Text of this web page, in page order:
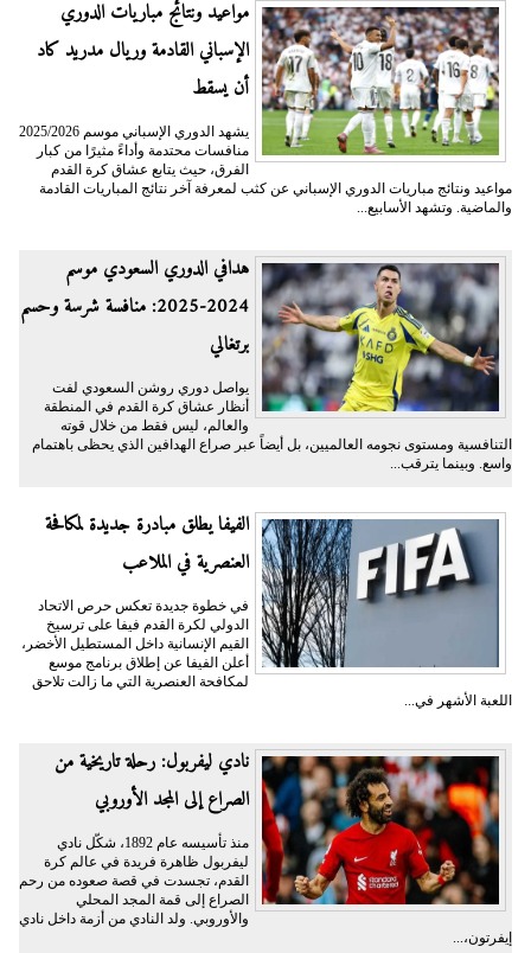
مواعيد ونتائج مباريات الدوري
الإسباني القادمة وريال مدريد كاد
أن يسقط
يشهد الدوري الإسباني موسم 2025/2026
منافسات محتدمة وأداءً مثيرًا من كبار
الفرق، حيث يتابع عشاق كرة القدم
مواعيد ونتائج مباريات الدوري الإسباني عن كثب لمعرفة آخر نتائج المباريات القادمة
والماضية. وتشهد الأسابيع...
هدافي الدوري السعودي موسم
2024-2025: منافسة شرسة وحسم
برتغالي
يواصل دوري روشن السعودي لفت
أنظار عشاق كرة القدم في المنطقة
والعالم، ليس فقط من خلال قوته
التنافسية ومستوى نجومه العالميين، بل أيضاً عبر صراع الهدافين الذي يحظى باهتمام
واسع. وبينما يترقب...
الفيفا يطلق مبادرة جديدة لمكافحة
العنصرية في الملاعب
في خطوة جديدة تعكس حرص الاتحاد
الدولي لكرة القدم فيفا على ترسيخ
القيم الإنسانية داخل المستطيل الأخضر،
أعلن الفيفا عن إطلاق برنامج موسع
لمكافحة العنصرية التي ما زالت تلاحق
اللعبة الأشهر في...
نادي ليفربول: رحلة تاريخية من
الصراع إلى المجد الأوروبي
منذ تأسيسه عام 1892، شكّل نادي
ليفربول ظاهرة فريدة في عالم كرة
القدم، تجسدت في قصة صعوده من رحم
الصراع إلى قمة المجد المحلي
والأوروبي. ولد النادي من أزمة داخل نادي
إيفرتون،...